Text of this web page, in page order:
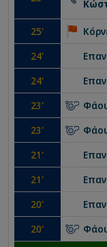
25'
24'
24'
23'
23'
21 '
21 '
20'
20'